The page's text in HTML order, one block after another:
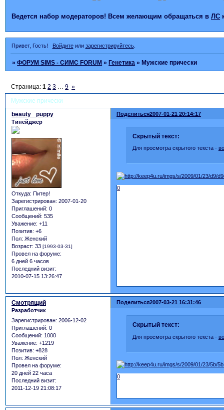
Ведется набор модераторов! Всем желающим обращаться в ЛС
Привет, Гость! Войдитеили зарегистрируйтесь.
»ФОРУМ SIMS - СИМС FORUM »Генетика »Мужские прически
Мужские прически
Страница:1 2 3 … 9 »
Поделиться2007-01-21 20:14:17
beauty _puppy
Тинейджер
Откуда: Питер!
Зарегистрирован: 2007-01-20
Приглашений: 0
Сообщений: 535
Уважение: +11
Позитив: +6
Пол: Женский
Возраст: 33 [1993-03-31]
Провел на форуме:
6 дней 6 часов
Последний визит:
2010-07-15 13:26:47
Скрытый текст:
Для просмотра скрытого текста -
0
Поделиться2007-03-21 16:31:46
Смотрящий
Разработчик
Зарегистрирован: 2006-12-02
Приглашений: 0
Сообщений: 1000
Уважение: +1219
Позитив: +828
Пол: Женский
Провел на форуме:
20 дней 22 часа
Последний визит:
2011-12-19 21:08:17
Скрытый текст:
Для просмотра скрытого текста -
0